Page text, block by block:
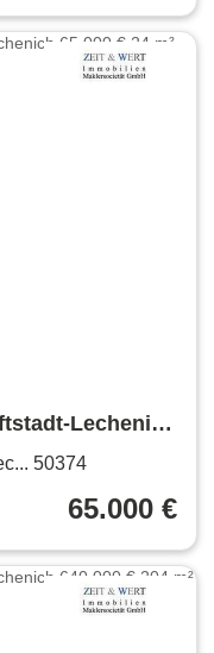
Lechenich
50374
65.000 €